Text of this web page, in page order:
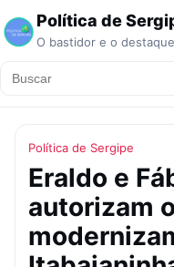
Política de
O bastidor e o
Política de Sergipe
Eraldo e
autorizam